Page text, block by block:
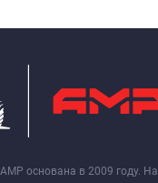
основана в 2009 году. На